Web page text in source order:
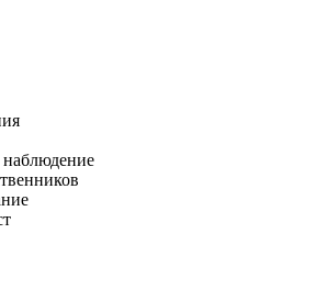
наблюдение